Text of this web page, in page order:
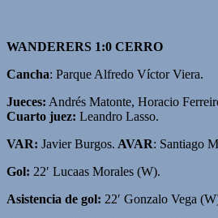
WANDERERS 1:0 CERRO
Cancha: Parque Alfredo Víctor Viera.
Jueces: Andrés Matonte, Horacio
Cuarto juez: Leandro Lasso.
VAR: Javier Burgos. AVAR: Santiago
Gol: 22′ Lucaas Morales (W).
Asistencia de gol: 22′ Gonzalo Vega